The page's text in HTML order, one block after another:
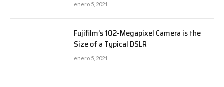
enero 5, 2021
Fujifilm’s 102-Megapixel Camera is the
Size of a Typical DSLR
enero 5, 2021